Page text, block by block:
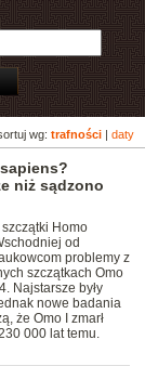
wg: trafności daty
niż sądzono
Homo
od
problemy z
szczątkach Omo
Najstarsze były
nowe badania
że Omo I zmarł
000 lat temu.